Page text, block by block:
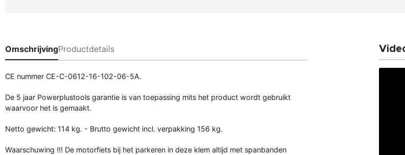
OmschrijvingProductdetails
CE nummer CE-C-0612-16-102-06-5A.
De 5 jaar Powerplustools garantie is van toepassing mits het product wordt gebruikt
waarvoor het is gemaakt.
Netto gewicht: 114 kg. - Brutto gewicht incl. verpakking 156 kg.
Waarschuwing !!! De motorfiets bij het parkeren in deze klem altijd met spanbanden